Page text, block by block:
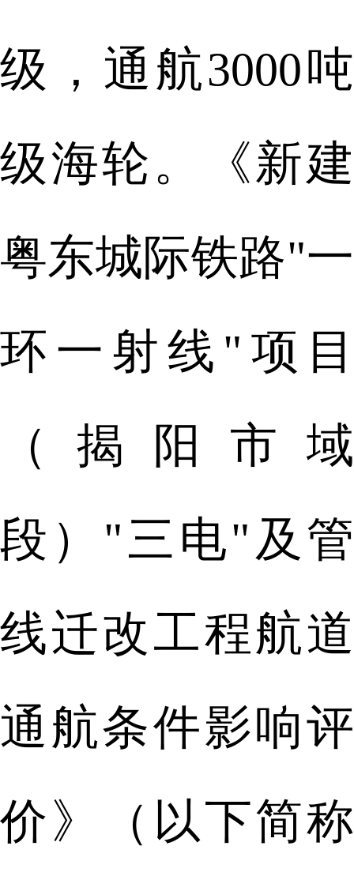
级，通航3000吨
级海轮。《新建
粤东城际铁路"一
环一射线"项目
（揭阳市域
段）"三电"及管
线迁改工程航道
通航条件影响评
价》（以下简称